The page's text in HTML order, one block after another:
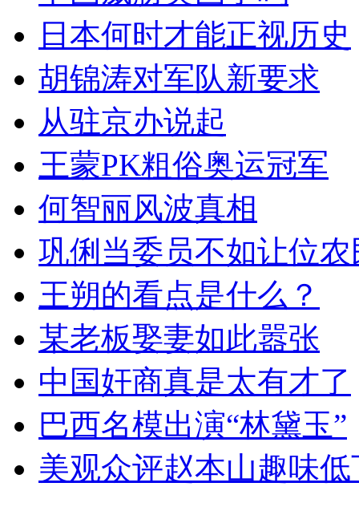
日本何时才能正视历史
胡锦涛对军队新要求
从驻京办说起
王蒙PK粗俗奥运冠军
何智丽风波真相
巩俐当委员不如让位农
王朔的看点是什么？
某老板娶妻如此嚣张
中国奸商真是太有才了
巴西名模出演“林黛玉”
美观众评赵本山趣味低